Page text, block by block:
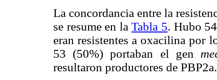
La concordancia entre la
se resume en laTabla 5. Hubo
eran resistentes a oxacilina por
53 (50%) portaban el gen
resultaron productores de PBP2a.